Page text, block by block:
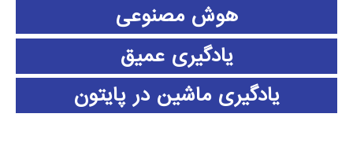
هوش مصنوعی
یادگیری عمیق
یادگیری ماشین در پایتون